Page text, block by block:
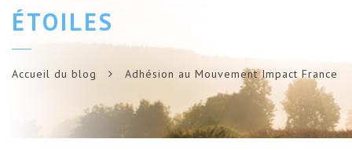
ÉTOILES
Accueil du blog Adhésion au Mouvement Impact France